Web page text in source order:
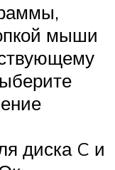
мыши
диска C и